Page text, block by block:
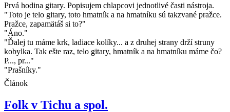
Prvá hodina gitary. Popisujem chlapcovi jednotlivé časti nástroja.
"Toto je telo gitary, toto hmatník a na hmatníku sú takzvané pražce.
Pražce, zapamätáš si to?"
"Áno."
"Ďalej tu máme krk, ladiace kolíky... a z druhej strany drží struny
kobylka. Tak ešte raz, telo gitary, hmatník a na hmatníku máme čo?
P..., pr..."
"Prašníky."
Článok
Folk v Tichu a spol.